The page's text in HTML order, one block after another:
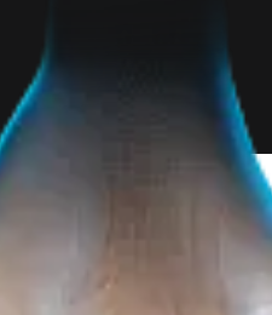
System